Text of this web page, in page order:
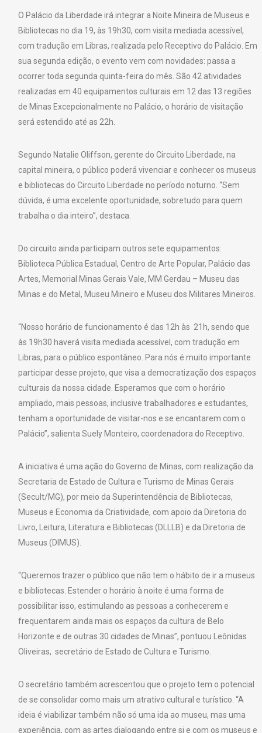
O Palácio da Liberdade irá integrar a Noite Mineira de Museus e
Bibliotecas no dia 19, às 19h30, com visita mediada acessível,
com tradução em Libras, realizada pelo Receptivo do Palácio. Em
sua segunda edição, o evento vem com novidades: passa a
ocorrer toda segunda quinta-feira do mês. São 42 atividades
realizadas em 40 equipamentos culturais em 12 das 13 regiões
de Minas Excepcionalmente no Palácio, o horário de visitação
será estendido até as 22h.
Segundo Natalie Oliffson, gerente do Circuito Liberdade, na
capital mineira, o público poderá vivenciar e conhecer os museus
e bibliotecas do Circuito Liberdade no período noturno. “Sem
dúvida, é uma excelente oportunidade, sobretudo para quem
trabalha o dia inteiro”, destaca.
Do circuito ainda participam outros sete equipamentos:
Biblioteca Pública Estadual, Centro de Arte Popular, Palácio das
Artes, Memorial Minas Gerais Vale, MM Gerdau – Museu das
Minas e do Metal, Museu Mineiro e Museu dos Militares Mineiros.
“Nosso horário de funcionamento é das 12h às 21h, sendo que
às 19h30 haverá visita mediada acessível, com tradução em
Libras, para o público espontâneo. Para nós é muito importante
participar desse projeto, que visa a democratização dos espaços
culturais da nossa cidade. Esperamos que com o horário
ampliado, mais pessoas, inclusive trabalhadores e estudantes,
tenham a oportunidade de visitar-nos e se encantarem com o
Palácio”, salienta Suely Monteiro, coordenadora do Receptivo.
A iniciativa é uma ação do Governo de Minas, com realização da
Secretaria de Estado de Cultura e Turismo de Minas Gerais
(Secult/MG), por meio da Superintendência de Bibliotecas,
Museus e Economia da Criatividade, com apoio da Diretoria do
Livro, Leitura, Literatura e Bibliotecas (DLLLB) e da Diretoria de
Museus (DIMUS).
“Queremos trazer o público que não tem o hábito de ir a museus
e bibliotecas. Estender o horário à noite é uma forma de
possibilitar isso, estimulando as pessoas a conhecerem e
frequentarem ainda mais os espaços da cultura de Belo
Horizonte e de outras 30 cidades de Minas”, pontuou Leônidas
Oliveiras, secretário de Estado de Cultura e Turismo.
O secretário também acrescentou que o projeto tem o potencial
de se consolidar como mais um atrativo cultural e turístico. “A
ideia é viabilizar também não só uma ida ao museu, mas uma
experiência, com as artes dialogando entre si e com os museus e